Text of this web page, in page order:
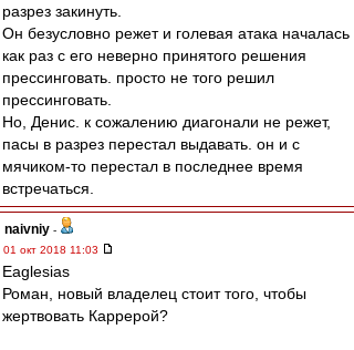
разрез закинуть.
Он безусловно режет и голевая атака началась
как раз с его неверно принятого решения
прессинговать. просто не того решил
прессинговать.
Но, Денис. к сожалению диагонали не режет,
пасы в разрез перестал выдавать. он и с
мячиком-то перестал в последнее время
встречаться.
naivniy -
01 окт 2018 11:03
Eaglesias
Роман, новый владелец стоит того, чтобы
жертвовать Каррерой?